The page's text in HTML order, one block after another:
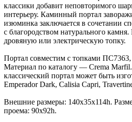
классики добавит неповторимого
интерьеру. Каминный портал
изюминка заключается в сочетании
с благородством натурального
дровяную или электрическую топку.
Портал совместим с топками
Материал по каталогу — Crema
классический портал может быть
Emperador Dark, Calisia Capri,
Внешние размеры: 140x35x114h.
проема: 90x92h.